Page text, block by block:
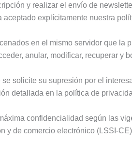
y realizar el envío de
explícitamente nuestra
en el mismo servidor que la
anular, modificar, recuperar y
se solicite su supresión por el
detallada en la política de
confidencialidad según las
y de comercio electrónico (LSSI-